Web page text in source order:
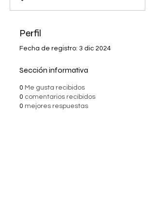
Perfil
Fecha de registro: 3 dic 2024
Sección informativa
0 Me gusta recibidos
0 comentarios recibidos
0 mejores respuestas